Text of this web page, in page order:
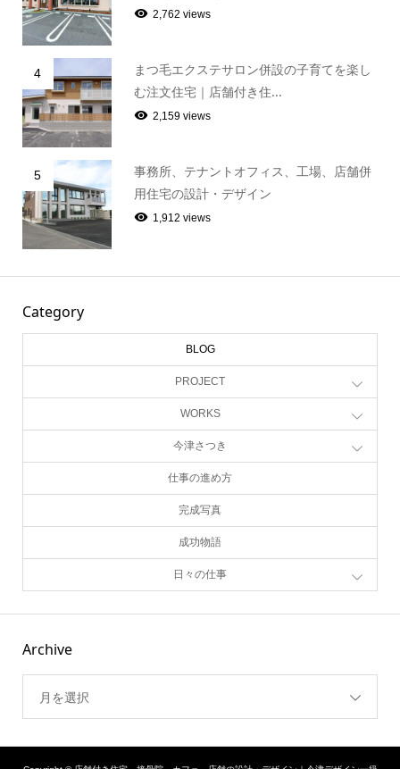
2,762 views
4
まつ毛エクステサロン併設の子育てを楽し
む注文住宅｜店舗付き住...
2,159 views
5
事務所、テナントオフィス、工場、店舗併
用住宅の設計・デザイン
1,912 views
Category
BLOG
PROJECT
WORKS
今津さつき
仕事の進め方
完成写真
成功物語
日々の仕事
Archive
月を選択